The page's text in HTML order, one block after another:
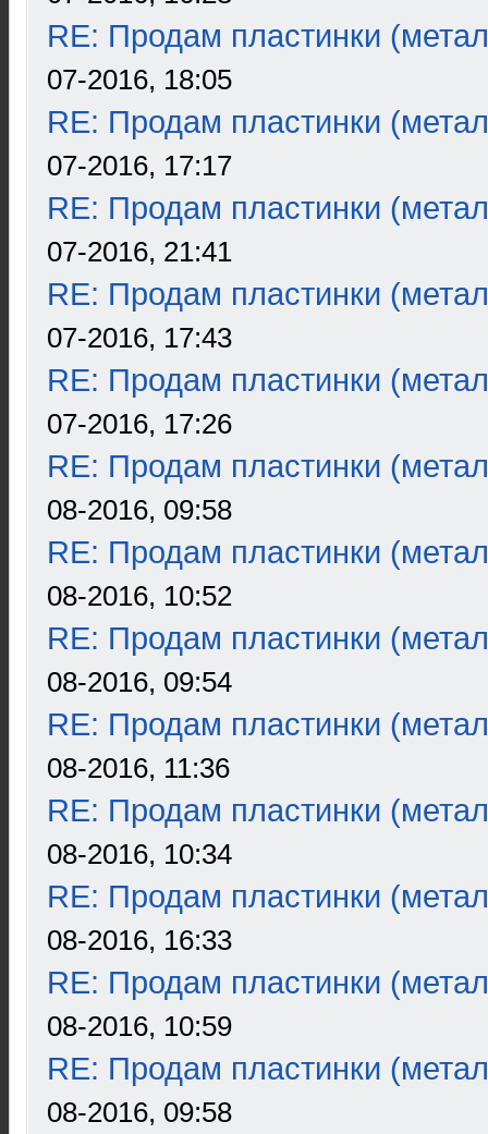
RE: Продам пластинки
07-2016, 18:05
RE: Продам пластинки
07-2016, 17:17
RE: Продам пластинки
07-2016, 21:41
RE: Продам пластинки
07-2016, 17:43
RE: Продам пластинки
07-2016, 17:26
RE: Продам пластинки
08-2016, 09:58
RE: Продам пластинки
08-2016, 10:52
RE: Продам пластинки
08-2016, 09:54
RE: Продам пластинки
08-2016, 11:36
RE: Продам пластинки
08-2016, 10:34
RE: Продам пластинки
08-2016, 16:33
RE: Продам пластинки
08-2016, 10:59
RE: Продам пластинки
08-2016, 09:58